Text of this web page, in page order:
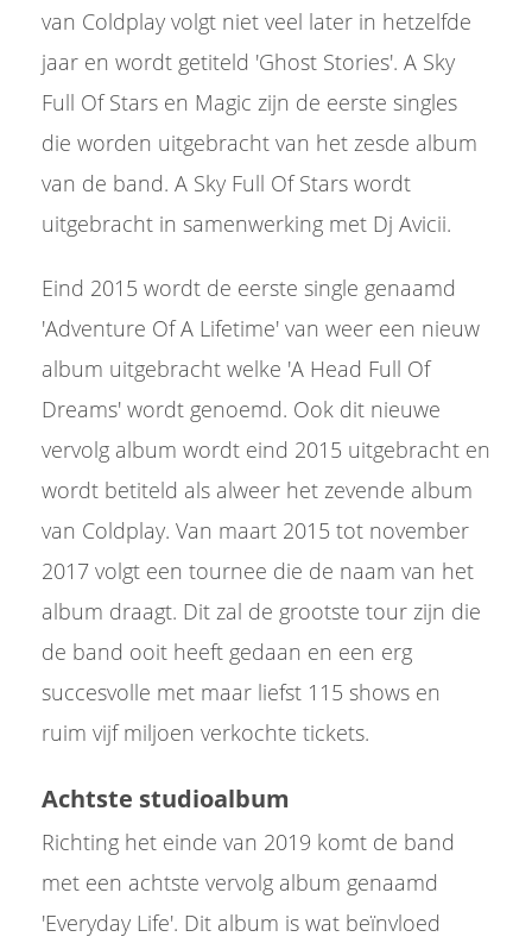
van Coldplay volgt niet veel later in hetzelfde
jaar en wordt getiteld 'Ghost Stories'. A Sky
Full Of Stars en Magic zijn de eerste singles
die worden uitgebracht van het zesde album
van de band. A Sky Full Of Stars wordt
uitgebracht in samenwerking met Dj Avicii.
Eind 2015 wordt de eerste single genaamd
'Adventure Of A Lifetime' van weer een nieuw
album uitgebracht welke 'A Head Full Of
Dreams' wordt genoemd. Ook dit nieuwe
vervolg album wordt eind 2015 uitgebracht en
wordt betiteld als alweer het zevende album
van Coldplay. Van maart 2015 tot november
2017 volgt een tournee die de naam van het
album draagt. Dit zal de grootste tour zijn die
de band ooit heeft gedaan en een erg
succesvolle met maar liefst 115 shows en
ruim vijf miljoen verkochte tickets.
Achtste studioalbum
Richting het einde van 2019 komt de band
met een achtste vervolg album genaamd
'Everyday Life'. Dit album is wat beïnvloed